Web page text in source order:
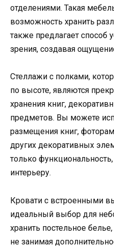
отделениями. Такая
возможность хранить
также предлагает способ
зрения, создавая
Стеллажи с полками,
по высоте, являются
хранения книг,
предметов. Вы можете
размещения книг,
других декоративных
только
интерьеру.
Кровати с встроенными
идеальный выбор для
хранить постельное
не занимая